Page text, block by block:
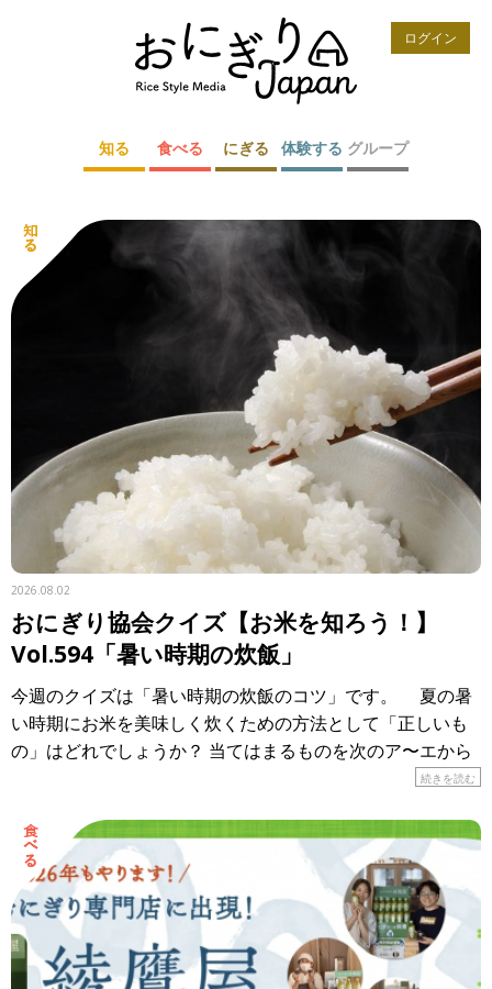
ログイン
知る 食べる にぎる 体験する グループ
2026.08.02
おにぎり協会クイズ【お米を知ろう！】
Vol.594「暑い時期の炊飯」
今週のクイズは「暑い時期の炊飯のコツ」です。 夏の暑
い時期にお米を美味しく炊くための方法として「正しいも
の」はどれでしょうか？ 当てはまるものを次のア〜エから
続きを読む